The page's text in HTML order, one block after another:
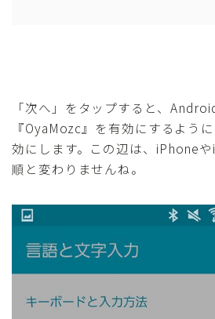
「次へ」をタップすると、
『OyaMozc』を有効にするよう
効にします。この辺は、iPhone
順と変わりませんね。